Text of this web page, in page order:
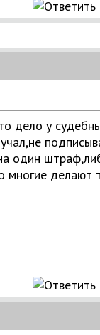
дело у
один
многие